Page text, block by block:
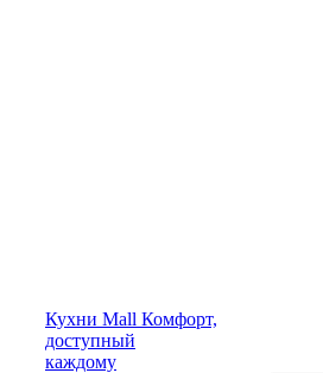
Кухни Mall Комфорт,
доступный
каждому